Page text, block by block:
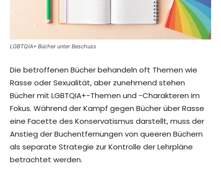
LGBTQIA+ Bücher unter Beschuss
Die betroffenen Bücher behandeln oft Themen wie
Rasse oder Sexualität, aber zunehmend stehen
Bücher mit LGBTQIA+-Themen und -Charakteren im
Fokus. Während der Kampf gegen Bücher über Rasse
eine Facette des Konservatismus darstellt, muss der
Anstieg der Buchentfernungen von queeren Büchern
als separate Strategie zur Kontrolle der Lehrpläne
betrachtet werden.